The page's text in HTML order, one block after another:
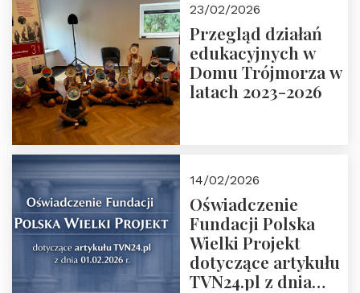
Rozmawiają red.
Grzegorz Górny i
prof. Michał
Łuczewski
23/02/2026
Przegląd działań
edukacyjnych w
Domu Trójmorza w
latach 2023-2026
14/02/2026
Oświadczenie
Fundacji Polska
Wielki Projekt
dotyczące artykułu
TVN24.pl z dnia